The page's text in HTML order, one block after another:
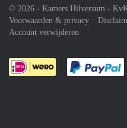
© 2026 - Kamers Hilversum -
Voorwaarden & privacy
Account verwijderen